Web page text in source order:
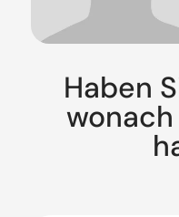
Haben